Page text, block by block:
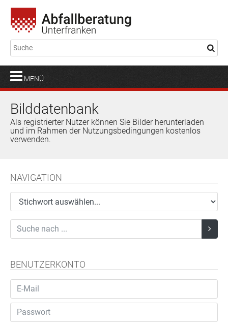
MENÜ
Bilddatenbank
Als registrierter Nutzer können Sie Bilder herunterladen
und im Rahmen der Nutzungsbedingungen kostenlos
verwenden.
NAVIGATION
BENUTZERKONTO